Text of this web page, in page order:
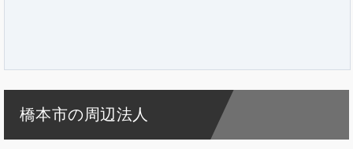
橋本市の周辺法人